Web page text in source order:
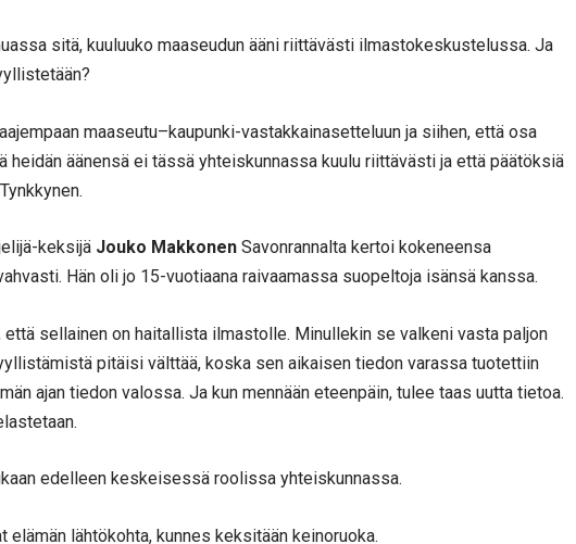
sitä, kuuluuko maaseudun ääni riittävästi ilmastokeskustelussa. Ja
maaseutu–kaupunki-vastakkainasetteluun ja siihen, että osa
heidän äänensä ei tässä yhteiskunnassa kuulu riittävästi ja että päätöksiä
keksijä Jouko Makkonen Savonrannalta kertoi kokeneensa
Hän oli jo 15-vuotiaana raivaamassa suopeltoja isänsä kanssa.
sellainen on haitallista ilmastolle. Minullekin se valkeni vasta paljon
pitäisi välttää, koska sen aikaisen tiedon varassa tuotettiin
ajan tiedon valossa. Ja kun mennään eteenpäin, tulee taas uutta tietoa.
edelleen keskeisessä roolissa yhteiskunnassa.
elämän lähtökohta, kunnes keksitään keinoruoka.